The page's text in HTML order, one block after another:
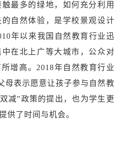
最多的绿地，如何充分利用
自然体验，是学校景观设计
年以来我国自然教育行业迅
在北上广等大城市，公众对
增高。2018年自然教育行业
母表示愿意让孩子参与自然教
减”政策的提出，也为学生更
供了时间与机会。